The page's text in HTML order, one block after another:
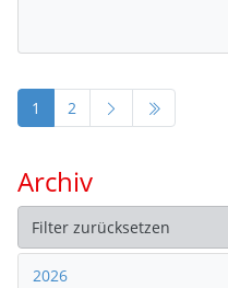
1 2
Archiv
Filter zurücksetzen
2026